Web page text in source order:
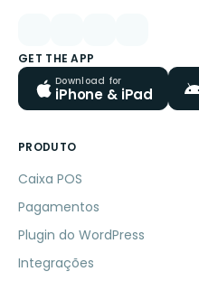
GET THE APP
Download for
iPhone & iPad
PRODUTO
Caixa POS
Pagamentos
Plugin do WordPress
Integrações